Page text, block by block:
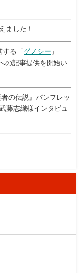
ました！
る「 グノシー 」
の記事提供を開始い
の伝説』パンフレッ
藤志織様インタビュ